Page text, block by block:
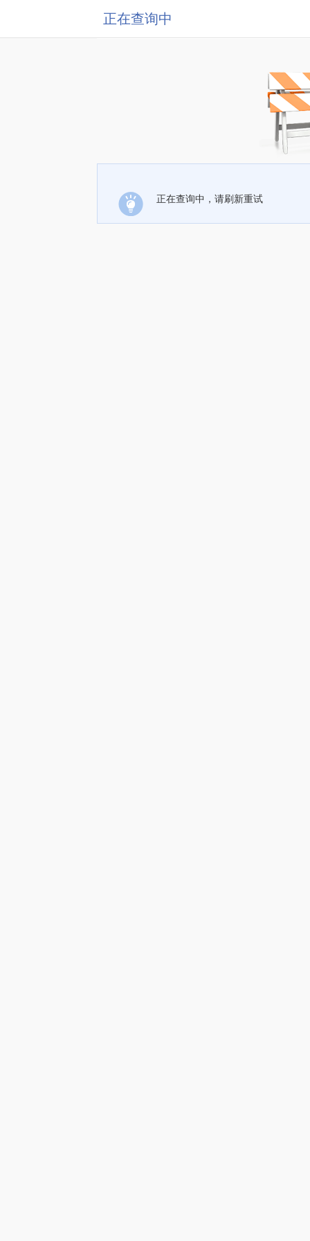
正在查询中
正在查询中，请刷新重试